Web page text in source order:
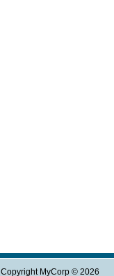
Copyright MyCorp © 2026